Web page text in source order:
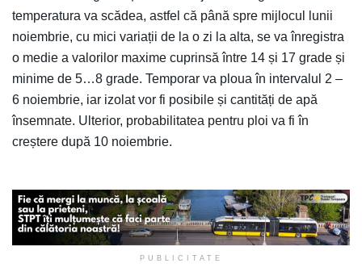
temperatura va scădea, astfel că până spre mijlocul lunii
noiembrie, cu mici variații de la o zi la alta, se va înregistra
o medie a valorilor maxime cuprinsă între 14 și 17 grade și
minime de 5…8 grade. Temporar va ploua în intervalul 2 –
6 noiembrie, iar izolat vor fi posibile și cantități de apă
însemnate. Ulterior, probabilitatea pentru ploi va fi în
creștere după 10 noiembrie.
PUBLICITATE